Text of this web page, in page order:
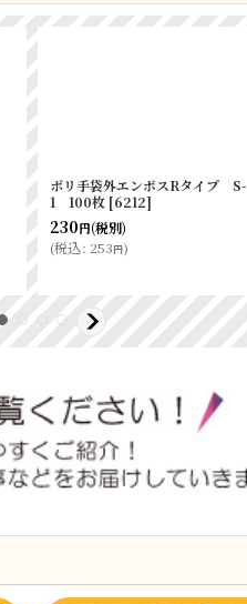
ノンフッ素 パンの包装工場耐油ガ
ゼット袋(無地）S
492円～18,530